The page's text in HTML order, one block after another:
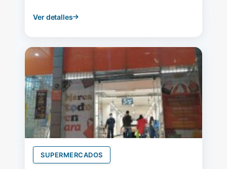
Ver detalles
SUPERMERCADOS